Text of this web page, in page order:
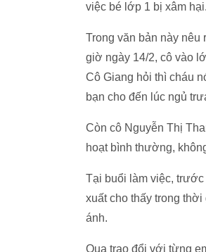
việc bé lớp 1 bị xâm hại.
Trong văn bản này nêu
giờ ngày 14/2, cô vào
Cô Giang hỏi thì cháu
bạn cho đến lúc ngủ
Còn cô Nguyễn Thị
hoạt bình thường,
Tại buổi làm việc,
xuất cho thấy trong
ánh.
Qua trao đổi với từng